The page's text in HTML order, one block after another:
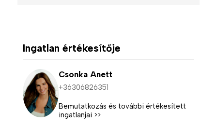
Ingatlan értékesítője
Csonka Anett
+36306826351
Bemutatkozás és további értékesített
ingatlanjai >>